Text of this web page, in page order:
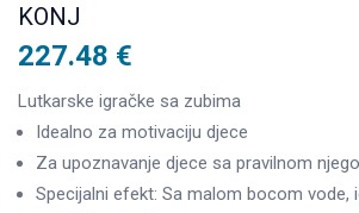
KONJ
227.48 €
Lutkarske igračke sa zubima
Idealno za motivaciju djece
Za upoznavanje djece sa pravilnom
Specijalni efekt: Sa malom bocom vode,